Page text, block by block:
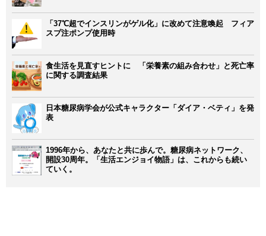
「37℃超でインスリンがゲル化」に改めて注意喚起 フィア
スプ注ポンプ使用時
食生活を見直すヒントに 「栄養素の組み合わせ」と死亡率
に関する調査結果
日本糖尿病学会が公式キャラクター「ダイア・ベティ」を発
表
1996年から、あなたと共に歩んで。糖尿病ネットワーク、
開設30周年。「生活エンジョイ物語」は、これからも続い
ていく。